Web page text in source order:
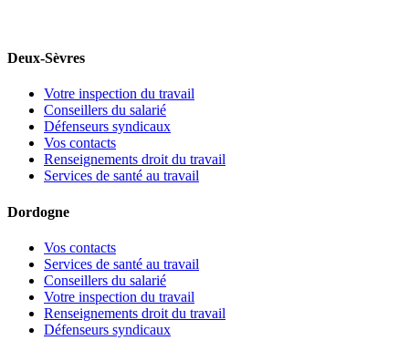
Deux-Sèvres
Votre inspection du travail
Conseillers du salarié
Défenseurs syndicaux
Vos contacts
Renseignements droit du travail
Services de santé au travail
Dordogne
Vos contacts
Services de santé au travail
Conseillers du salarié
Votre inspection du travail
Renseignements droit du travail
Défenseurs syndicaux